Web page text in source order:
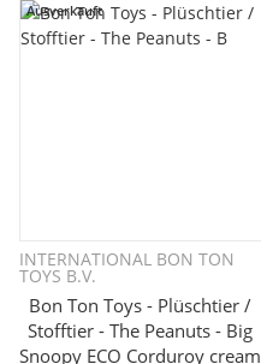
Ausverkauft
INTERNATIONAL BON TON
TOYS B.V.
Bon Ton Toys - Plüschtier /
Stofftier - The Peanuts - Big
Snoopy ECO Corduroy cream